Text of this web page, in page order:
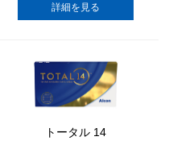
詳細を見る
トータル 14